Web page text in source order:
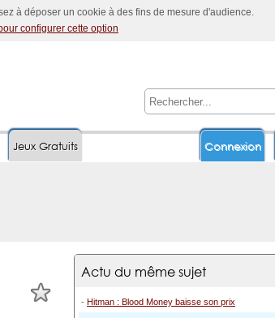
à déposer un cookie à des fins de mesure d'audience.
configurer cette option
Connexion
Jeux Gratuits
Actu du même sujet
- Hitman : Blood Money baisse son prix